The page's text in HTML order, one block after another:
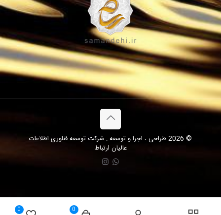
© 2026 طراحی ، اجرا و توسعه : شرکت توسعه فناوری اطلاعات
عالیان ارتباط
0
0